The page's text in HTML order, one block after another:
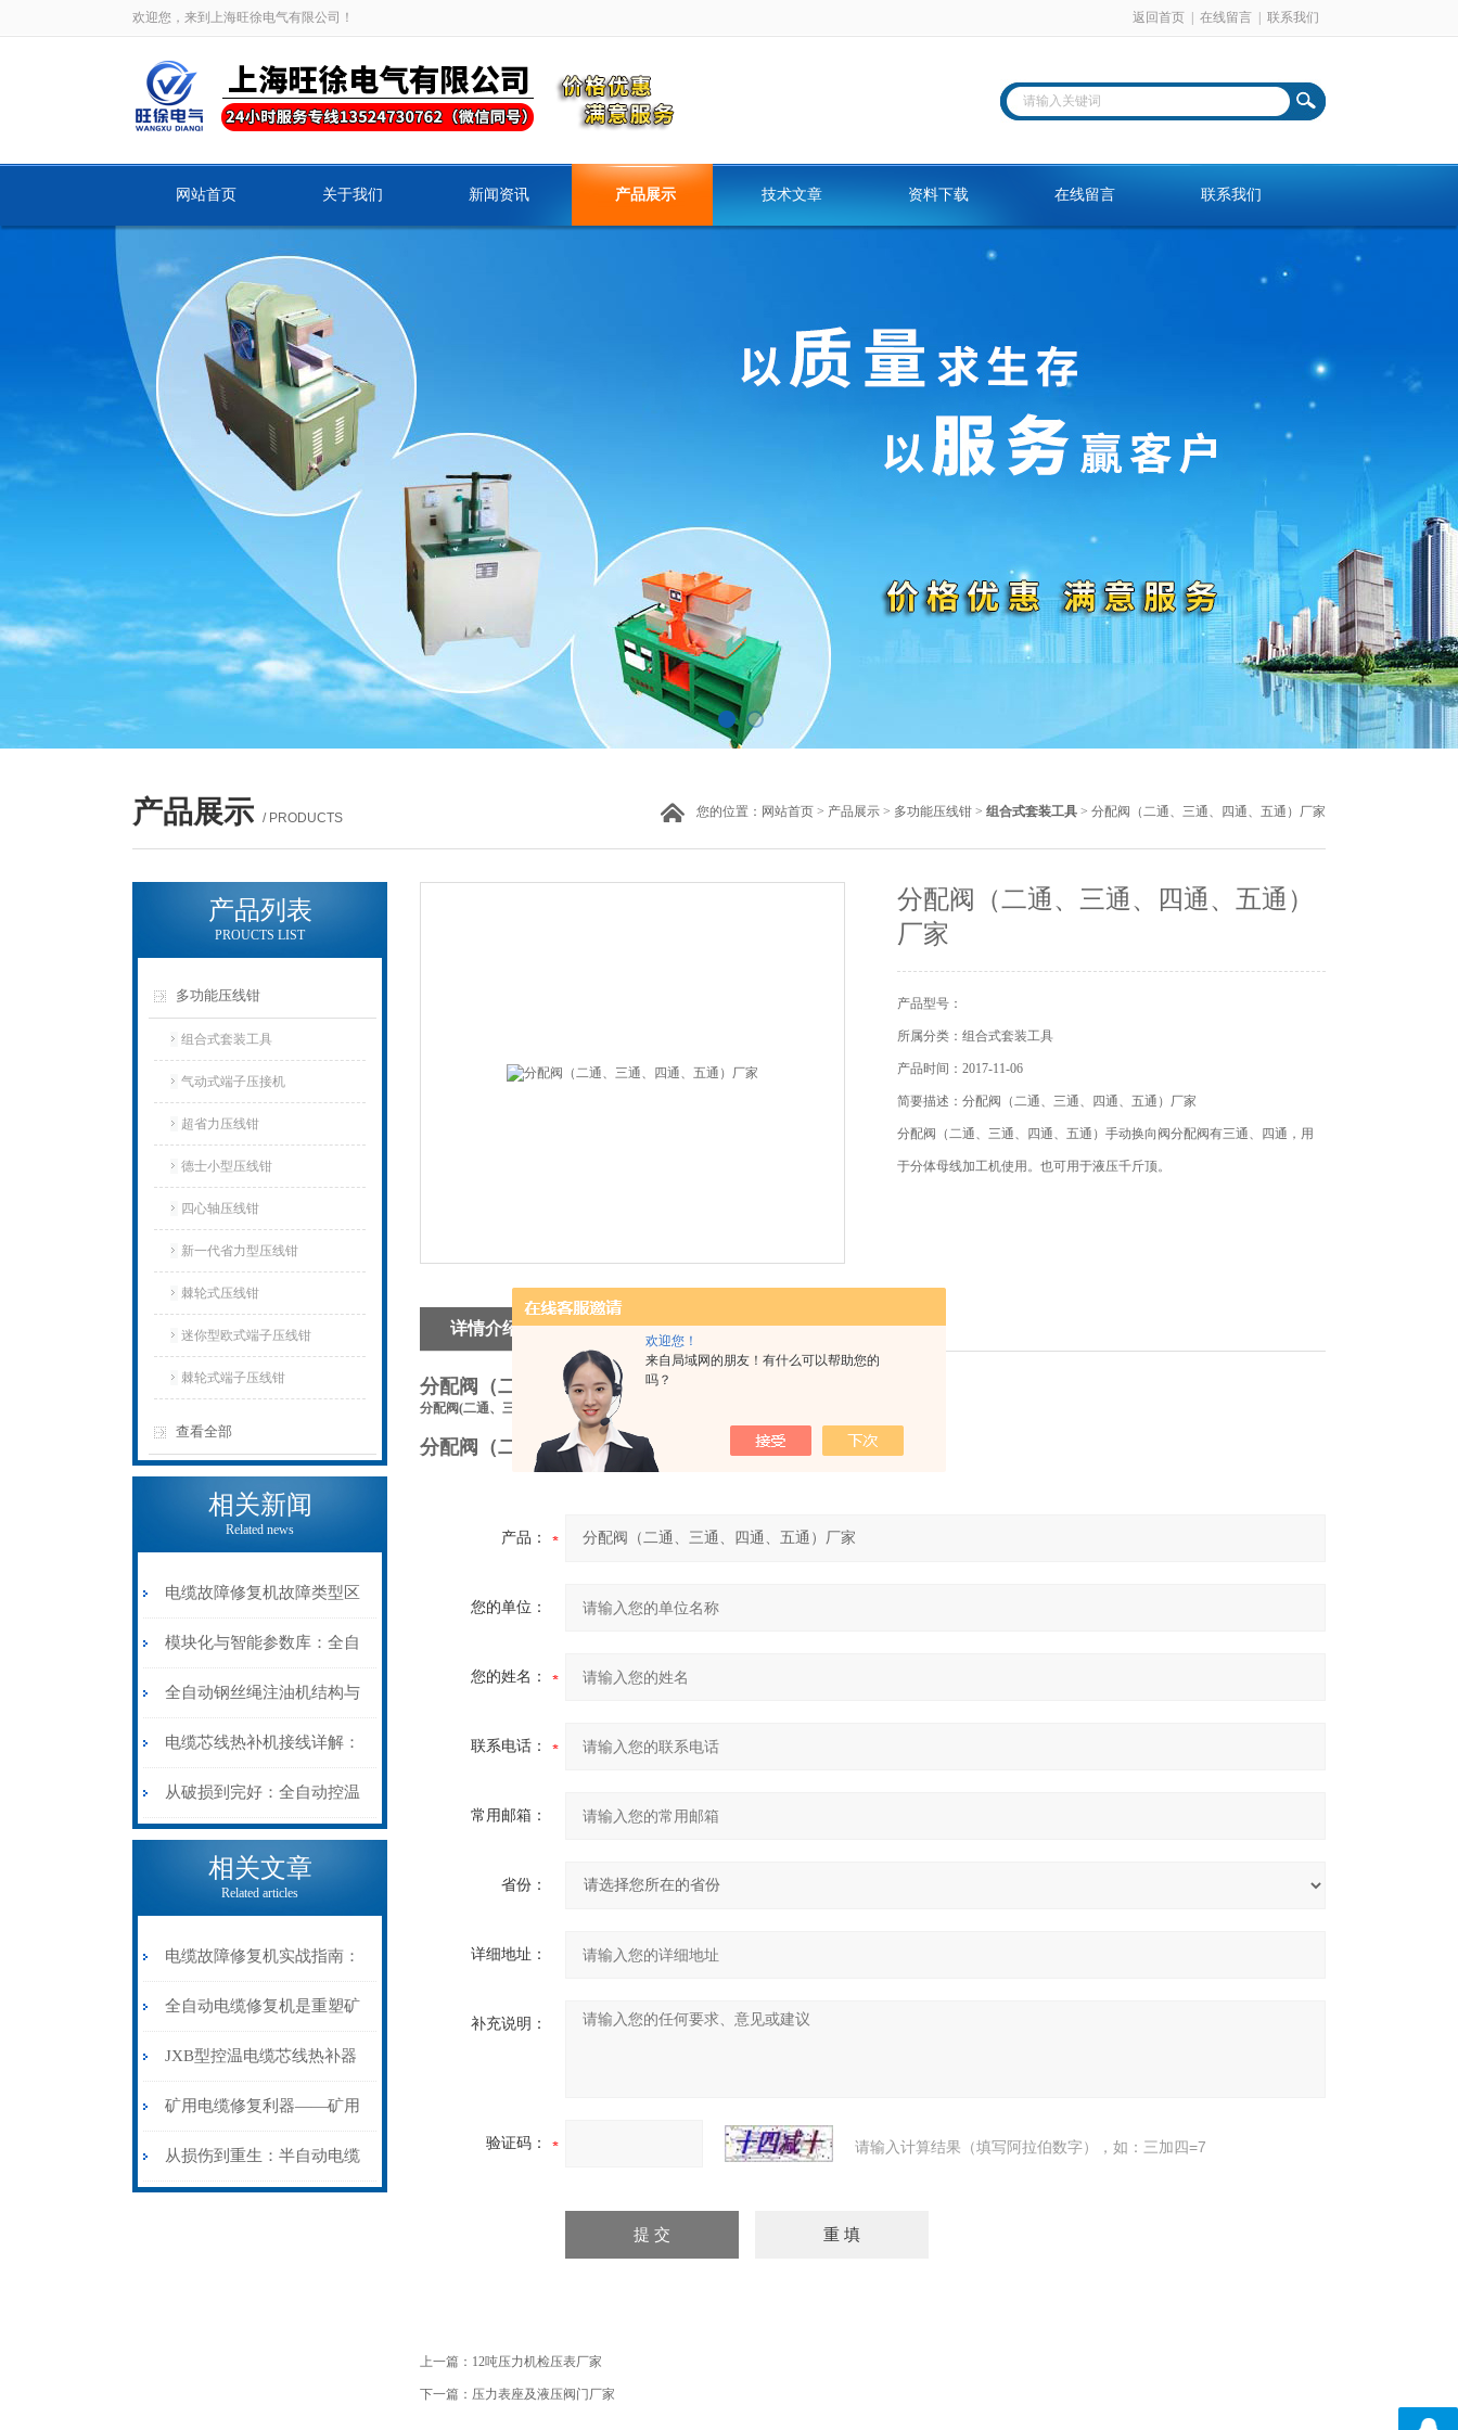
欢迎您！
来自局域网的朋友！有什么可以帮助您的
吗？
欢迎您，来到上海旺徐电气有限公司！ 返回首页 在线留言 联系我们
网站首页 关于我们 新闻资讯 产品展示 技术文章 资料下载 在线留言 联系我们
产品展示 / PRODUCTS 您的位置： 网站首页 > 产品展示 > 多功能压线钳 > 组合式套装工具 > 分配阀（二通、三通、四通、五通）厂家
产品列表
PROUCTS LIST
多功能压线钳
组合式套装工具
气动式端子压接机
超省力压线钳
德士小型压线钳
四心轴压线钳
新一代省力型压线钳
棘轮式压线钳
迷你型欧式端子压线钳
棘轮式端子压线钳
查看全部
相关新闻
Related news
电缆故障修复机故障类型区
分指南：从“绝缘电
阻”到“波形特征”的精准诊
断逻辑
模块化与智能参数库：全自
动电缆修复机的快速换型逻
辑
全自动钢丝绳注油机结构与
工作原理：揭秘高效润滑的
机械密码
电缆芯线热补机接线详解：
从入门到精通
从破损到完好：全自动控温
电缆热补机的核心价值
相关文章
Related articles
电缆故障修复机实战指南：
从“盲测”到“精确定点”的三
步作业法
全自动电缆修复机是重塑矿
山电力动脉的“智能外科医
生”
JXB型控温电缆芯线热补器
安装与接线：精准修复的工
艺基石
矿用电缆修复利器——矿用
电缆热补机智能控温，安全
从损伤到重生：半自动电缆
分配阀（二通、三通、四通、五通）
厂家
产品型号：
所属分类：组合式套装工具
产品时间：2017-11-06
简要描述：分配阀（二通、三通、四通、五通）厂家
分配阀（二通、三通、四通、五通）手动换向阀分配阀有三通、四通，用
于分体母线加工机使用。也可用于液压千斤顶。
详情介绍
分配阀（二通、三通、四通、五通）厂家
分配阀(二通、三通、四通、五通)
分配阀（二通、三通、四通、五通）厂家
产品：
您的单位：
您的姓名：
联系电话：
常用邮箱：
省份：
详细地址：
补充说明：
验证码： 请输入计算结果（填写阿拉伯数字），如：三加四=7
上一篇： 12吨压力机检压表厂家
下一篇： 压力表座及液压阀门厂家